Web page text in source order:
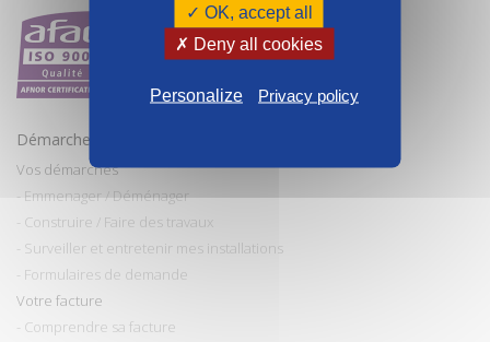
Démarches et conseils
Vos démarches
- Emmenager / Déménager
- Construire / Faire des travaux
- Surveiller et entretenir mes installations
- Formulaires de demande
Votre facture
- Comprendre sa facture
✓ OK, accept all
✗ Deny all cookies
Personalize Privacy policy